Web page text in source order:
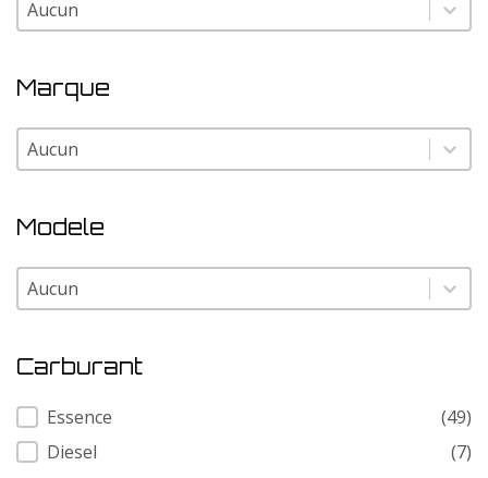
Marque
Marque
Marque
Modele
Modele
Modele
Carburant
Carburant
Essence
(49)
Diesel
(7)